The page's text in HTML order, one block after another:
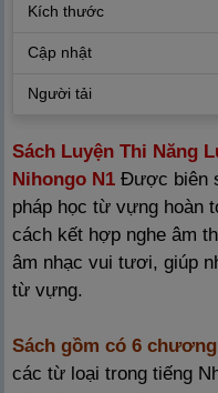
Kích thước
Cập nhật
Người tải
Sách Luyện Thi Năng
Nihongo N1Được biên
pháp học từ vựng hoàn
cách kết hợp nghe âm
âm nhạc vui tươi, giúp
từ vựng.
Sách gồm có 6 chương
các từ loại trong tiếng